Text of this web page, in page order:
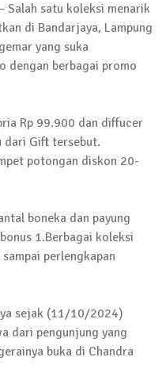
HP di
Lamtim
Dana
Cabup-
Mampu
Bagus
Salah satu koleksi menarik
di Bandarjaya, Lampung
yang suka
dengan berbagai promo
Rp 99.900 dan diffucer
dari Gift tersebut.
potongan diskon 20-
boneka dan payung
1.Berbagai koleksi
perlengkapan
sejak (11/10/2024)
dari pengunjung yang
buka di Chandra